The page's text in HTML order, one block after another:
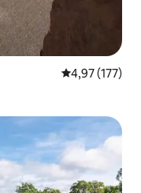
Средна
4,97 (177)